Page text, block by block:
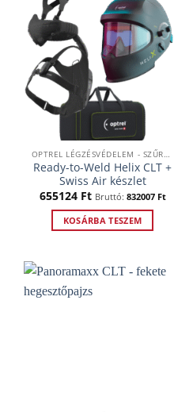
terméknek
több
variációja
van.
A
változatok
a
termékoldalon
választhatók
ki
OPTREL LÉGZÉSVÉDELEM - SZŰRTLEVEGŐS RENDSZEREK
Ready-to-Weld Helix CLT +
Swiss Air készlet
655124 Ft Bruttó: 832007 Ft
KOSÁRBA TESZEM